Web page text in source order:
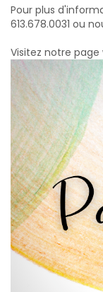
Pour plus
613.678.0031 ou
Visitez notre page